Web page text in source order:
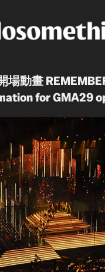
場動畫
for GMA29